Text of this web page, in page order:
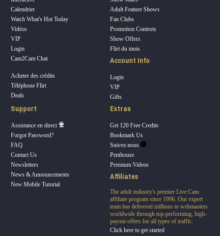
Calendrier
Watch What's Hot Today
Vidéos
VIP
Login
Cam2Cam Chat
Acheter des crédits
Téléphone Flirt
Deals
Adult Feature Shows
Fan Clubs
Promotion Contests
Show Offers
Flirt du mois
Account Info
Login
VIP
Gifts
Support
Assistance en direct
Forgot Password?
FAQ
Contact Us
Newsletters
News & Announcements
New Mobile Tutorial
Extras
Get 120 Free Credits
Bookmark Us
Suivez-nous
Penthouse
Premium Videos
Affiliates
The adult industry's premier Live Cam
affiliate program since 1996. Our expert
team has delivered millions to webmasters
worldwide through top-performing, high-
payout offers for all types of traffic.
Click here to get started